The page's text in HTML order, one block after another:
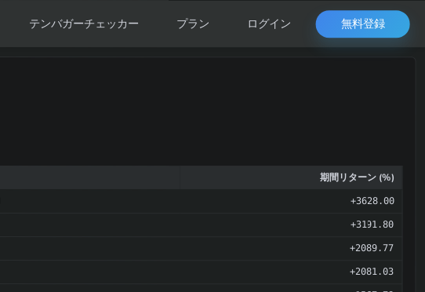
テンバガーチェッカー プラン ログイン 無料登録
期間リターン (%)
+3628.00
+3191.80
+2089.77
+2081.03